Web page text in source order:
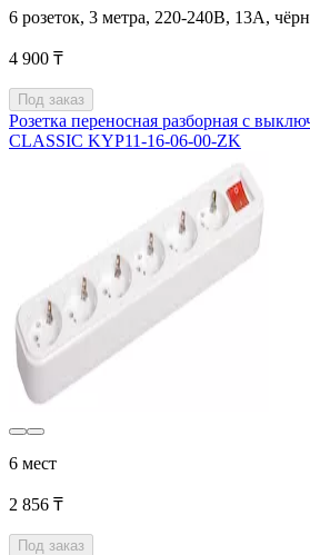
6 розеток, 3 метра, 220-240В, 13A,
4 900 ₸
Под заказ
Розетка переносная разборная с
CLASSIC KYP11-16-06-00-ZK
6 мест
2 856 ₸
Под заказ